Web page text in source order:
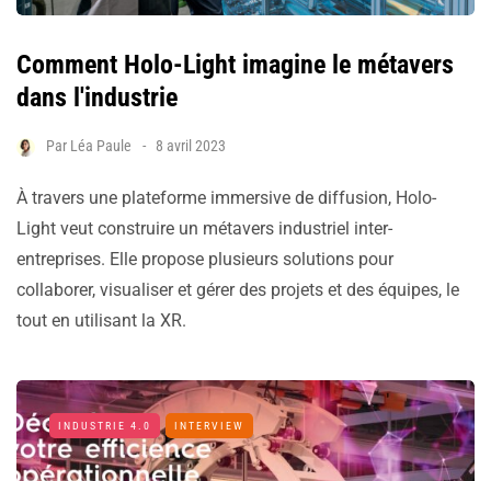
Comment Holo-Light imagine le métavers
dans l'industrie
Par Léa Paule 8 avril 2023
À travers une plateforme immersive de diffusion, Holo-
Light veut construire un métavers industriel inter-
entreprises. Elle propose plusieurs solutions pour
collaborer, visualiser et gérer des projets et des équipes, le
tout en utilisant la XR.
INDUSTRIE 4.0 INTERVIEW